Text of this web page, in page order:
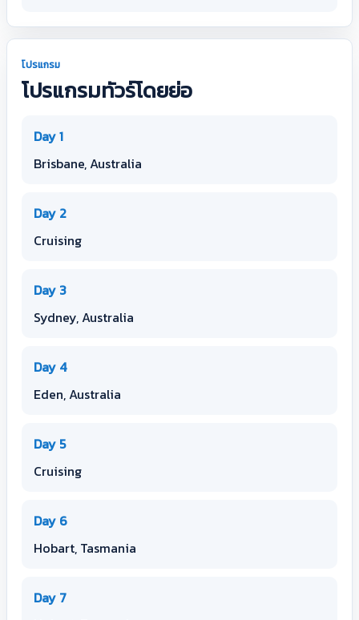
โปรแกรม
โปรแกรมทัวร์โดยย่อ
Day 1
Brisbane, Australia
Day 2
Cruising
Day 3
Sydney, Australia
Day 4
Eden, Australia
Day 5
Cruising
Day 6
Hobart, Tasmania
Day 7